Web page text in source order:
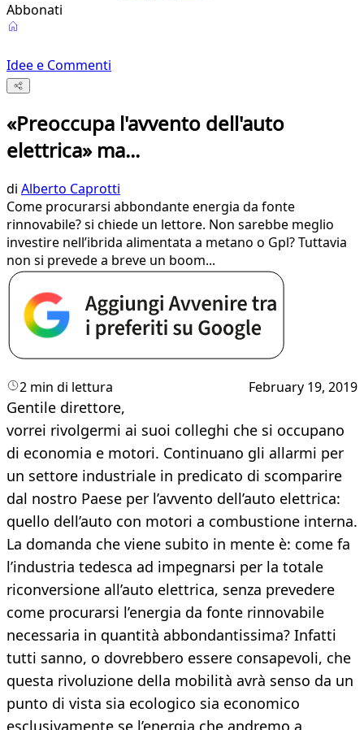
Abbonati
Idee e Commenti
«Preoccupa l'avvento dell'auto
elettrica» ma...
di Alberto Caprotti
Come procurarsi abbondante energia da fonte
rinnovabile? si chiede un lettore. Non sarebbe meglio
investire nell’ibrida alimentata a metano o Gpl? Tuttavia
non si prevede a breve un boom...
2 min di lettura February 19, 2019
Gentile direttore,
vorrei rivolgermi ai suoi colleghi che si occupano
di economia e motori. Continuano gli allarmi per
un settore industriale in predicato di scomparire
dal nostro Paese per l’avvento dell’auto elettrica:
quello dell’auto con motori a combustione interna.
La domanda che viene subito in mente è: come fa
l’industria tedesca ad impegnarsi per la totale
riconversione all’auto elettrica, senza prevedere
come procurarsi l’energia da fonte rinnovabile
necessaria in quantità abbondantissima? Infatti
tutti sanno, o dovrebbero essere consapevoli, che
questa rivoluzione della mobilità avrà senso da un
punto di vista sia ecologico sia economico
esclusivamente se l’energia che andremo a